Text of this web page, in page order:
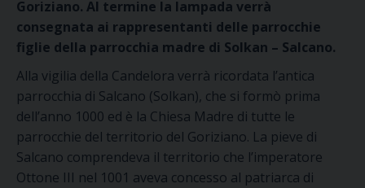
Goriziano. Al termine la lampada verrà
consegnata ai rappresentanti delle parrocchie
figlie della parrocchia madre di Solkan – Salcano.
Alla vigilia della Candelora verrà ricordata l’antica
parrocchia di Salcano (Solkan), che si formò prima
dell’anno 1000 ed è la Chiesa Madre di tutte le
parrocchie del territorio del Goriziano. La pieve di
Salcano comprendeva il territorio che l’imperatore
Ottone III nel 1001 aveva concesso al patriarca di